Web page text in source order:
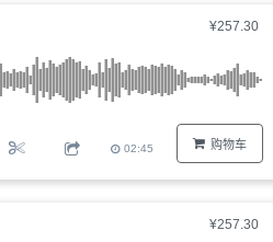
¥257.30
购物车
02:45
¥257.30